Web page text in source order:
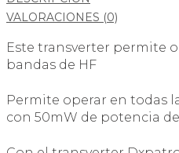
VALORACIONES (0)
Este transverter permite
bandas de HF
Permite operar en todas
con 50mW de potencia